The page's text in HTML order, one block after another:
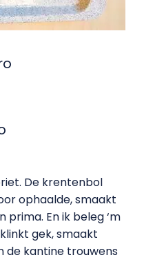
De krentenbol
ophaalde, smaakt
En ik beleg ‘m
gek, smaakt
de kantine trouwens